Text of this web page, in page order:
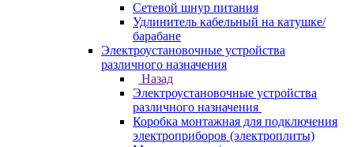
Сетевой шнур питания
Удлинитель кабельный на катушке/
барабане
Электроустановочные устройства
различного назначения
Назад
Электроустановочные устройства
различного назначения
Коробка монтажная для подключения
электроприборов (электроплиты)